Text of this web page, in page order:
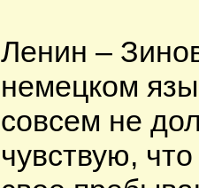
Ленин –
немецком
совсем не
чувствую,